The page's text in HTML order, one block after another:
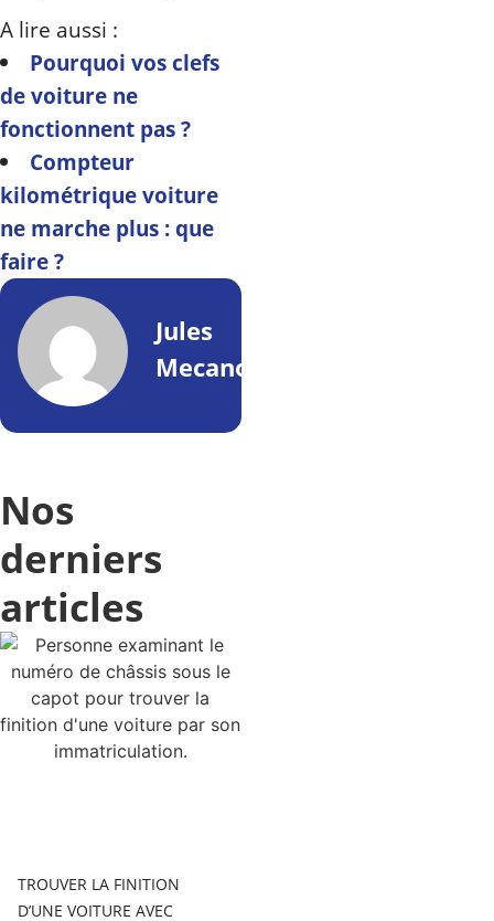
A lire aussi :
Pourquoi vos clefs
de voiture ne
fonctionnent pas ?
Compteur
kilométrique voiture
ne marche plus : que
faire ?
Jules
Mecano
Nos
derniers
articles
TROUVER LA FINITION
D’UNE VOITURE AVEC